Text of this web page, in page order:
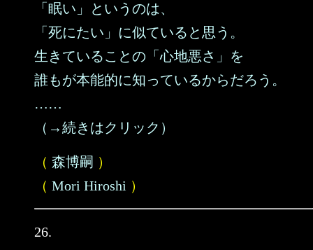
「眠い」というのは、
「死にたい」に似ていると思う。
生きていることの「心地悪さ」を
誰もが本能的に知っているからだろう。
……
（→続きはクリック）
（ 森博嗣 ）
（ Mori Hiroshi ）
26.